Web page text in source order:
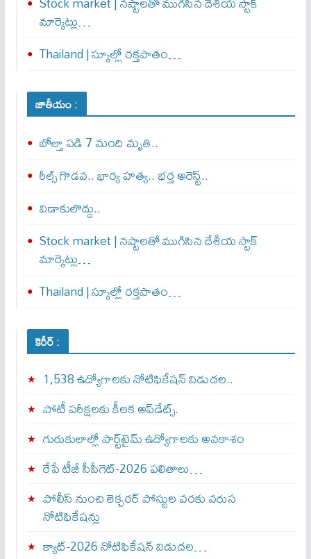
మార్కెట్లు…
Thailand | స్కూల్లో రక్తపాతం…
జాతీయం :
బోల్తా పడి 7 మంది మృతి..
రీల్స్ గొడవ.. భార్య హత్య.. భర్త అరెస్ట్..
విడాకులొద్దు..
Stock market | నష్టాలతో ముగిసిన దేశీయ స్టాక్
మార్కెట్లు…
Thailand | స్కూల్లో రక్తపాతం…
కెరీర్ :
1,538 ఉద్యోగాలకు నోటిఫికేషన్ విడుదల..
పోటీ పరీక్షలకు కీలక అప్‌డేట్స్.
గురుకులాల్లో పార్ట్‌టైమ్ ఉద్యోగాలకు అవకాశం
రేపే టీజీ సీపీగెట్‌-2026 ఫలితాలు…
పోలీస్ నుంచి లెక్చరర్ పోస్టుల వరకు వరుస
నోటిఫికేషన్లు
క్యాట్-2026 నోటిఫికేషన్ విడుదల…